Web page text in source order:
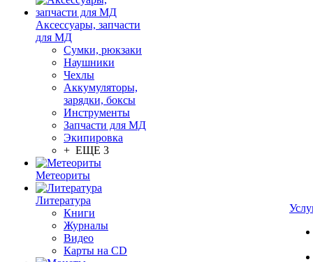
Аксессуары, запчасти
для МД
Сумки, рюкзаки
Наушники
Чехлы
Аккумуляторы,
зарядки, боксы
Инструменты
Запчасти для МД
Экипировка
+ ЕЩЕ 3
Метеориты
Литература
Книги
Журналы
Видео
Карты на CD